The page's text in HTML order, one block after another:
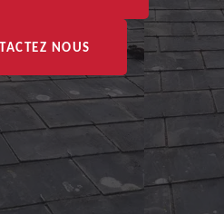
NOUS